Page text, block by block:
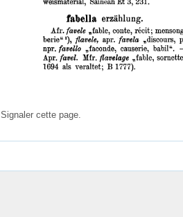
Signaler cette page.